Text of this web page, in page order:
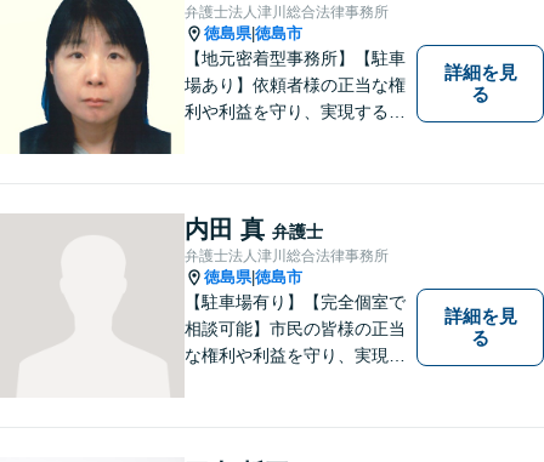
弁護士法人津川総合法律事務所
徳島県|徳島市
【地元密着型事務所】【駐車
場あり】依頼者様の正当な権
利や利益を守り、実現するた
を払い、丁寧に対処してまい
ります。個人・法人問わずあ
らゆる問題に対応可能！
詳細を見
る
内田 真 弁護士
弁護士法人津川総合法律事務所
徳島県|徳島市
【駐車場有り】【完全個室で
相談可能】市民の皆様の正当
な権利や利益を守り、実現す
寧に対応してまいります。ご
詳細を見
る